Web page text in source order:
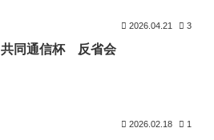
2026.04.21 3
共同通信杯 反省会
2026.02.18 1